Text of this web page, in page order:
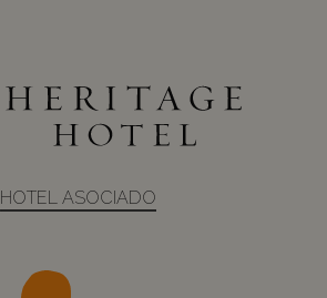
HOTEL ASOCIADO